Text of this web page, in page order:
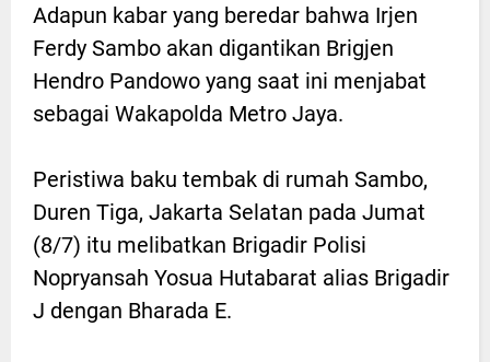
Adapun kabar yang beredar bahwa Irjen
Ferdy Sambo akan digantikan Brigjen
Hendro Pandowo yang saat ini menjabat
sebagai Wakapolda Metro Jaya.
Peristiwa baku tembak di rumah Sambo,
Duren Tiga, Jakarta Selatan pada Jumat
(8/7) itu melibatkan Brigadir Polisi
Nopryansah Yosua Hutabarat alias Brigadir
J dengan Bharada E.